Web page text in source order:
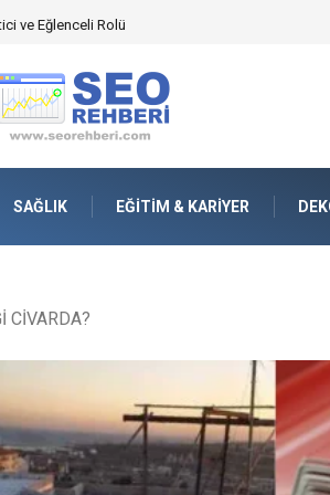
Rolü
SAĞLIK EĞITIM & KARIYER
CİVARDA?